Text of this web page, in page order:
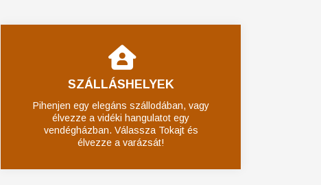
SZÁLLÁSHELYEK
Pihenjen egy elegáns szállodában, vagy
élvezze a vidéki hangulatot egy
vendégházban. Válassza Tokajt és
élvezze a varázsát!